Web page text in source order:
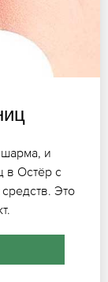
и
в Остёр с
Это